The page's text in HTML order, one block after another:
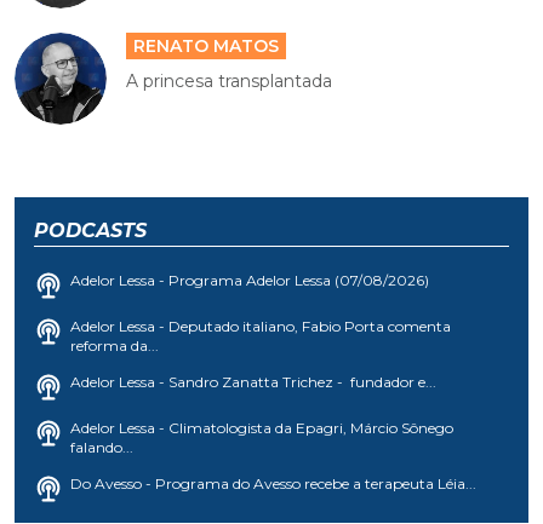
RENATO MATOS
A princesa transplantada
PODCASTS
Adelor Lessa - Programa Adelor Lessa (07/08/2026)
Adelor Lessa - Deputado italiano, Fabio Porta comenta
reforma da...
Adelor Lessa - Sandro Zanatta Trichez - fundador e...
Adelor Lessa - Climatologista da Epagri, Márcio Sônego
falando...
Do Avesso - Programa do Avesso recebe a terapeuta Léia...